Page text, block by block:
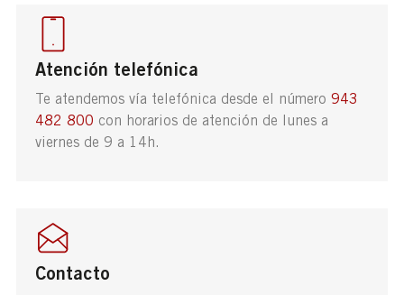
Atención telefónica
Te atendemos vía telefónica desde el número 943
482 800 con horarios de atención de lunes a
viernes de 9 a 14h.
Contacto